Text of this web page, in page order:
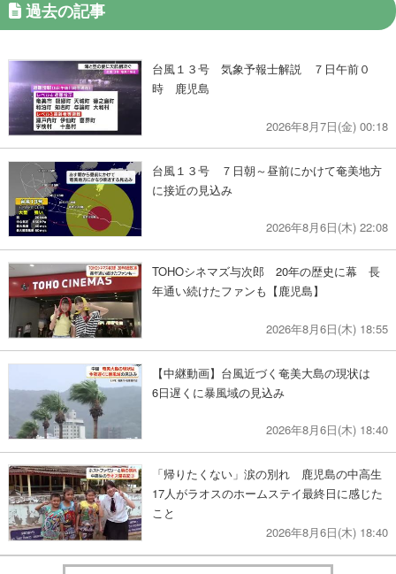
過去の記事
台風１３号 気象予報士解説 ７日午前０
時 鹿児島
2026年8月7日(金) 00:18
台風１３号 ７日朝～昼前にかけて奄美地方
に接近の見込み
2026年8月6日(木) 22:08
TOHOシネマズ与次郎 20年の歴史に幕 長
年通い続けたファンも【鹿児島】
2026年8月6日(木) 18:55
【中継動画】台風近づく奄美大島の現状は
6日遅くに暴風域の見込み
2026年8月6日(木) 18:40
「帰りたくない」涙の別れ 鹿児島の中高生
17人がラオスのホームステイ最終日に感じた
こと
2026年8月6日(木) 18:40